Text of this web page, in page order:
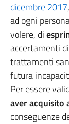
dicembre 2017
ad ogni
volere, di
accertamenti
trattamenti
futura
Per essere
aver acquisito
conseguenze